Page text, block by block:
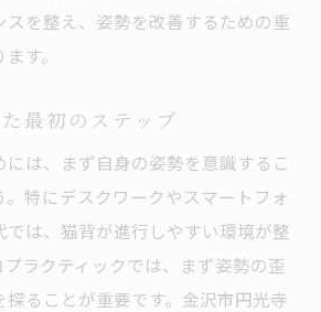
スを整え、姿勢を改善するための重
す。
最初のステップ
は、まず自身の姿勢を意識するこ
。特にデスクワークやスマートフォ
では、猫背が進行しやすい環境が整
ラクティックでは、まず姿勢の歪
ることが重要です。金沢市円光寺